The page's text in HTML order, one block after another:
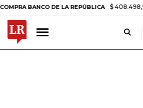
BANCO DE LA REPÚBLICA $ 408.498,97 +$